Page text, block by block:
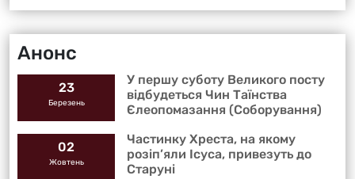
Анонс
23
Березень
У першу суботу Великого посту
відбудеться Чин Таїнства
Єлеопомазання (Соборування)
02
Жовтень
Частинку Хреста, на якому
розіп’яли Ісуса, привезуть до
Старуні